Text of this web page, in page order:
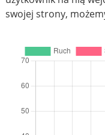
swojej strony,